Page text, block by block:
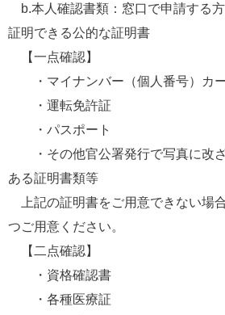
b.本人確認書類：窓口で申請する
証明できる公的な証明書
【一点確認】
・マイナンバー（個人番号）カ
・運転免許証
・パスポート
・その他官公署発行で写真に改
ある証明書類等
上記の証明書をご用意できない場
つご用意ください。
【二点確認】
・資格確認書
・各種医療証